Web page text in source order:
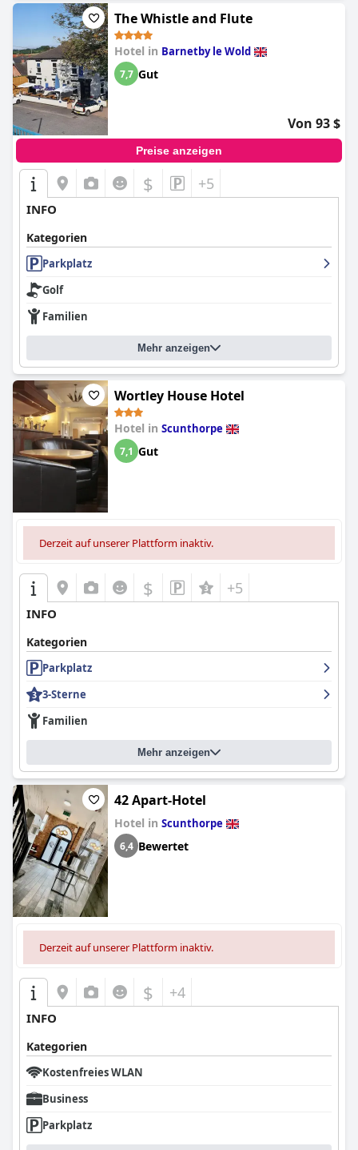
The Whistle and Flute
Hotel in Barnetby le Wold
7,7 Gut
Von 93 $
Preise anzeigen
$ +5
INFO
Kategorien
Parkplatz
Golf
Familien
Mehr anzeigen
Wortley House Hotel
Hotel in Scunthorpe
7,1 Gut
Derzeit auf unserer Plattform inaktiv.
$ +5
INFO
Kategorien
Parkplatz
3-Sterne
Familien
Mehr anzeigen
42 Apart-Hotel
Hotel in Scunthorpe
6,4 Bewertet
Derzeit auf unserer Plattform inaktiv.
$ +4
INFO
Kategorien
Kostenfreies WLAN
Business
Parkplatz